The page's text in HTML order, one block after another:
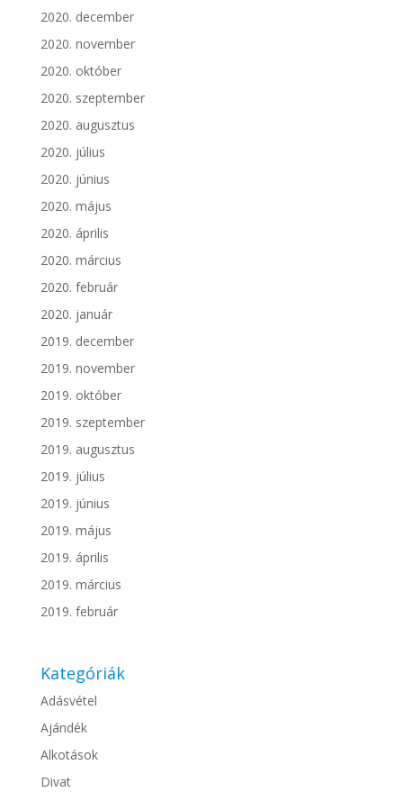
2020. december
2020. november
2020. október
2020. szeptember
2020. augusztus
2020. július
2020. június
2020. május
2020. április
2020. március
2020. február
2020. január
2019. december
2019. november
2019. október
2019. szeptember
2019. augusztus
2019. július
2019. június
2019. május
2019. április
2019. március
2019. február
Kategóriák
Adásvétel
Ajándék
Alkotások
Divat